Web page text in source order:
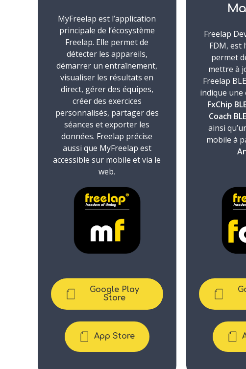
MyFreelap est l’application
principale de l’écosystème
Freelap. Elle permet de
détecter les appareils,
démarrer un entraînement,
visualiser les résultats en
direct, gérer des équipes,
créer des exercices
personnalisés, partager des
séances et exporter les
données. Freelap précise
aussi que MyFreelap est
accessible sur mobile et via le
web.
Google Play
Store
App Store
Freelap
FDM, est
permet
mettre à
Freelap
indique une
FxChip
Coach BLE
ainsi
mobile à